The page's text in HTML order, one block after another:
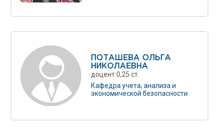
ПОТАШЕВА ОЛЬГА
НИКОЛАЕВНА
доцент 0,25 ст.
Кафедра учета, анализа и
экономической безопасности